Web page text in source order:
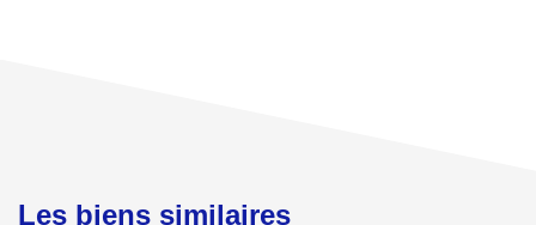
Les biens similaires